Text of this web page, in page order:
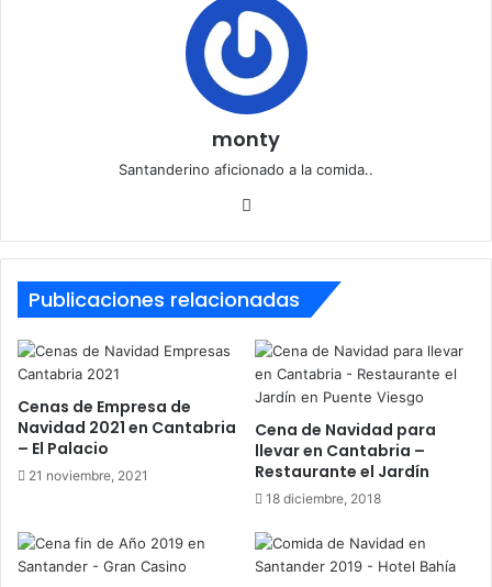
monty
Santanderino aficionado a la comida..
we
b
Publicaciones relacionadas
Cenas de Empresa de
Navidad 2021 en Cantabria
– El Palacio
21 noviembre, 2021
Cena de Navidad para
llevar en Cantabria –
Restaurante el Jardín
18 diciembre, 2018